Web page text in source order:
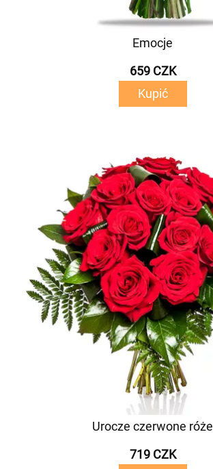
Emocje
659 CZK
Kupić
Urocze czerwone róże
719 CZK